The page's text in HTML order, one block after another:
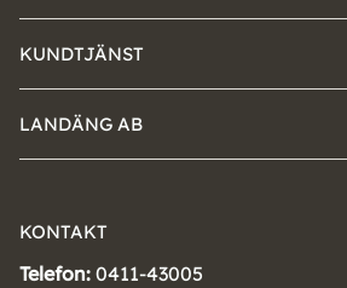
KUNDTJÄNST
LANDÄNG AB
KONTAKT
Telefon: 0411-43005